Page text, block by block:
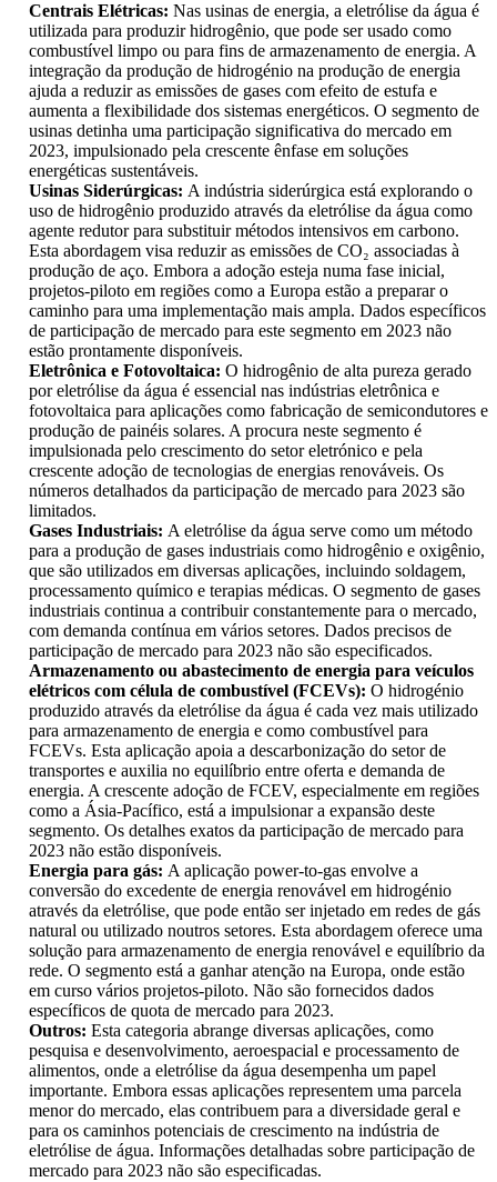
Centrais Elétricas: Nas usinas de energia, a eletrólise da água é
utilizada para produzir hidrogênio, que pode ser usado como
combustível limpo ou para fins de armazenamento de energia. A
integração da produção de hidrogénio na produção de energia
ajuda a reduzir as emissões de gases com efeito de estufa e
aumenta a flexibilidade dos sistemas energéticos. O segmento de
usinas detinha uma participação significativa do mercado em
2023, impulsionado pela crescente ênfase em soluções
energéticas sustentáveis.
Usinas Siderúrgicas: A indústria siderúrgica está explorando o
uso de hidrogênio produzido através da eletrólise da água como
agente redutor para substituir métodos intensivos em carbono.
Esta abordagem visa reduzir as emissões de CO₂ associadas à
produção de aço. Embora a adoção esteja numa fase inicial,
projetos-piloto em regiões como a Europa estão a preparar o
caminho para uma implementação mais ampla. Dados específicos
de participação de mercado para este segmento em 2023 não
estão prontamente disponíveis.
Eletrônica e Fotovoltaica: O hidrogênio de alta pureza gerado
por eletrólise da água é essencial nas indústrias eletrônica e
fotovoltaica para aplicações como fabricação de semicondutores e
produção de painéis solares. A procura neste segmento é
impulsionada pelo crescimento do setor eletrónico e pela
crescente adoção de tecnologias de energias renováveis. Os
números detalhados da participação de mercado para 2023 são
limitados.
Gases Industriais: A eletrólise da água serve como um método
para a produção de gases industriais como hidrogênio e oxigênio,
que são utilizados em diversas aplicações, incluindo soldagem,
processamento químico e terapias médicas. O segmento de gases
industriais continua a contribuir constantemente para o mercado,
com demanda contínua em vários setores. Dados precisos de
participação de mercado para 2023 não são especificados.
Armazenamento ou abastecimento de energia para veículos
elétricos com célula de combustível (FCEVs): O hidrogénio
produzido através da eletrólise da água é cada vez mais utilizado
para armazenamento de energia e como combustível para
FCEVs. Esta aplicação apoia a descarbonização do setor de
transportes e auxilia no equilíbrio entre oferta e demanda de
energia. A crescente adoção de FCEV, especialmente em regiões
como a Ásia-Pacífico, está a impulsionar a expansão deste
segmento. Os detalhes exatos da participação de mercado para
2023 não estão disponíveis.
Energia para gás: A aplicação power-to-gas envolve a
conversão do excedente de energia renovável em hidrogénio
através da eletrólise, que pode então ser injetado em redes de gás
natural ou utilizado noutros setores. Esta abordagem oferece uma
solução para armazenamento de energia renovável e equilíbrio da
rede. O segmento está a ganhar atenção na Europa, onde estão
em curso vários projetos-piloto. Não são fornecidos dados
específicos de quota de mercado para 2023.
Outros: Esta categoria abrange diversas aplicações, como
pesquisa e desenvolvimento, aeroespacial e processamento de
alimentos, onde a eletrólise da água desempenha um papel
importante. Embora essas aplicações representem uma parcela
menor do mercado, elas contribuem para a diversidade geral e
para os caminhos potenciais de crescimento na indústria de
eletrólise de água. Informações detalhadas sobre participação de
mercado para 2023 não são especificadas.